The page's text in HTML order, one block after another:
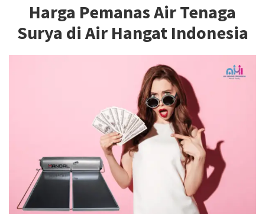
Harga Pemanas Air Tenaga
Surya di Air Hangat Indonesia